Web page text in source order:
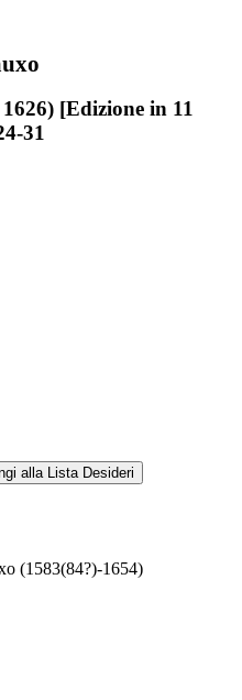
[Edizione in 11
31
alla Lista Desideri
(1583(84?)-1654)